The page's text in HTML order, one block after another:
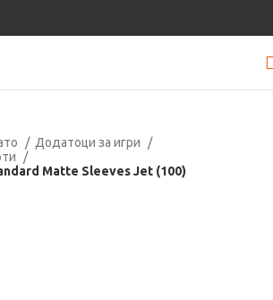
Додатоци за игри
Matte Sleeves Jet (100)